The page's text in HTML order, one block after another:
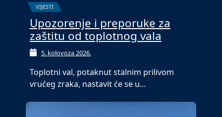
VIJESTI
Upozorenje i preporuke za
zaštitu od toplotnog vala
5. kolovoza 2026.
Toplotni val, potaknut stalnim prilivom
vrućeg zraka, nastavit će se u…